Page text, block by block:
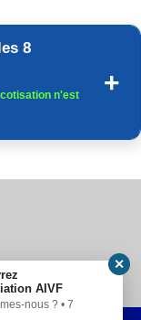
8
n'est
AIVF
nous ? • 7
✕